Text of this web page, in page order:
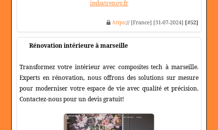
imbatrenov.fr
https:// [France] [31-07-2024] [#52]
Rénovation intérieure à marseille
Transformez votre intérieur avec composites tech à marseille.
Experts en rénovation, nous offrons des solutions sur mesure
pour moderniser votre espace de vie avec qualité et précision.
Contactez-nous pour un devis gratuit!